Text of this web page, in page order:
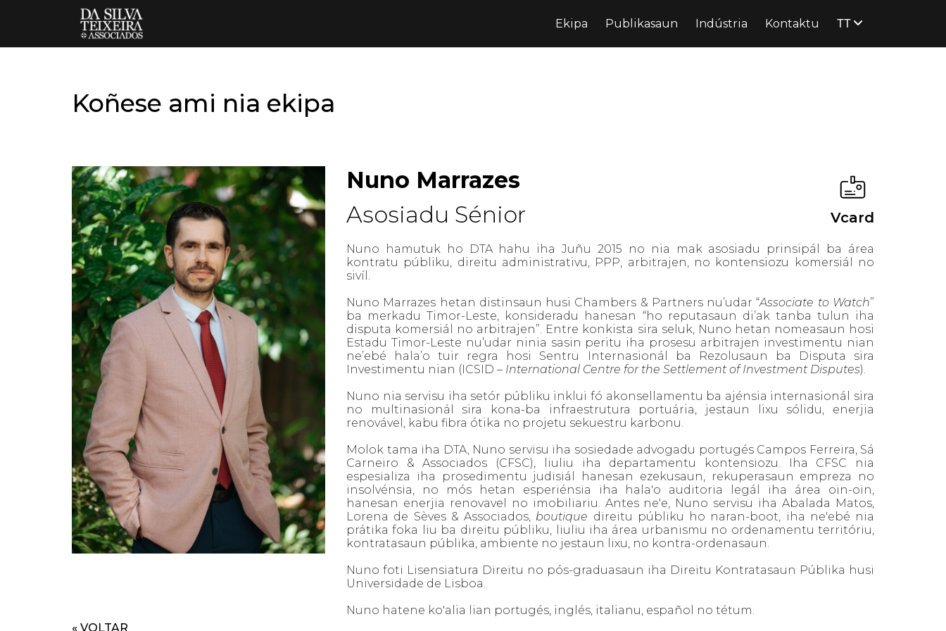
Ekipa Publikasaun Indústria Kontaktu TT
Koñese ami nia ekipa
« VOLTAR
Nuno Marrazes
Asosiadu Sénior
Vcard
Nuno hamutuk ho DTA hahu iha Juñu 2015 no nia mak asosiadu prinsipál ba área
kontratu públiku, direitu administrativu, PPP, arbitrajen, no kontensiozu komersiál no
sivíl.
Nuno Marrazes hetan distinsaun husi Chambers & Partners nu’udar “Associate to Watch”
ba merkadu Timor-Leste, konsideradu hanesan “ho reputasaun di’ak tanba tulun iha
disputa komersiál no arbitrajen”. Entre konkista sira seluk, Nuno hetan nomeasaun hosi
Estadu Timor-Leste nu’udar ninia sasin peritu iha prosesu arbitrajen investimentu nian
ne’ebé hala’o tuir regra hosi Sentru Internasionál ba Rezolusaun ba Disputa sira
Investimentu nian (ICSID – International Centre for the Settlement of Investment Disputes).
Nuno nia servisu iha setór públiku inklui fó akonsellamentu ba ajénsia internasionál sira
no multinasionál sira kona-ba infraestrutura portuária, jestaun lixu sólidu, enerjia
renovável, kabu fibra ótika no projetu sekuestru karbonu.
Molok tama iha DTA, Nuno servisu iha sosiedade advogadu portugés Campos Ferreira, Sá
Carneiro & Associados (CFSC), liuliu iha departamentu kontensiozu. Iha CFSC nia
espesializa iha prosedimentu judisiál hanesan ezekusaun, rekuperasaun empreza no
insolvénsia, no mós hetan esperiénsia iha hala'o auditoria legál iha área oin-oin,
hanesan enerjia renovavel no imobiliariu. Antes ne'e, Nuno servisu iha Abalada Matos,
Lorena de Sèves & Associados, boutique direitu públiku ho naran-boot, iha ne'ebé nia
prátika foka liu ba direitu públiku, liuliu iha área urbanismu no ordenamentu territóriu,
kontratasaun públika, ambiente no jestaun lixu, no kontra-ordenasaun.
Nuno foti Lisensiatura Direitu no pós-graduasaun iha Direitu Kontratasaun Públika husi
Universidade de Lisboa.
Nuno hatene ko'alia lian portugés, inglés, italianu, español no tétum.